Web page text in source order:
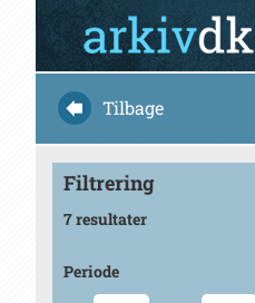
Tilbage
Filtrering
7 resultater
Periode